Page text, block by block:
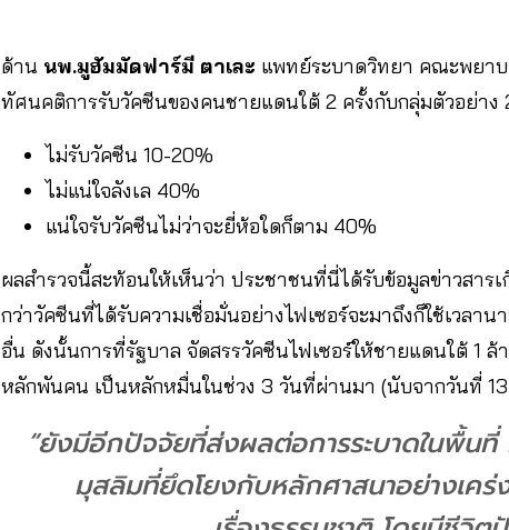
ด้าน นพ.มูฮัมมัดฟาร์มี​ ตาเละ แพทย์ระบาดวิทยา​ คณะพยา
ทัศนคติการรับวัคซีนของคนชายแดนใต้ 2 ครั้งกับกลุ่มตัวอย่าง
ไม่รับวัคซีน 10-20%
ไม่แน่ใจลังเล 40%
แน่ใจรับวัคซีนไม่ว่าจะยี่ห้อใดก็ตาม 40%
ผลสำรวจนี้สะท้อนให้เห็นว่า ประชาชนที่นี่ได้รับข้อมูลข่าวสา
กว่าวัคซีนที่ได้รับความเชื่อมั่นอย่างไฟเซอร์จะมาถึงก็ใช้เวล
อื่น ดังนั้นการที่รัฐบาล จัดสรรวัคซีนไฟเซอร์ให้ชายแดนใต้ 1
หลักพันคน เป็นหลักหมื่นในช่วง 3 วันที่ผ่านมา (นับจากวันที่
“ยังมีอีกปัจจัยที่ส่งผลต่อการระบาดในพื้
มุสลิมที่ยึดโยงกับหลักศาสนาอย่างเคร่